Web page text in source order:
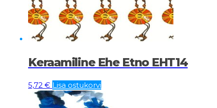
Keraamiline Ehe Etno EHT14
5,72 € Lisa ostukorvi